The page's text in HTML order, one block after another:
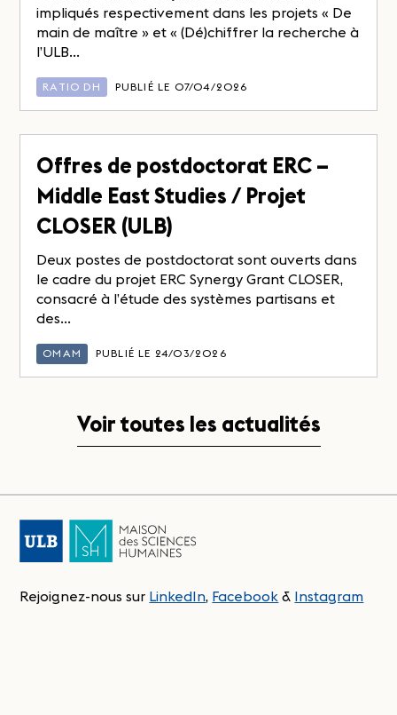
impliqués respectivement dans les projets « De
main de maître » et « (Dé)chiffrer la recherche à
l’ULB...
RATIO DH PUBLIÉ LE 07/04/2026
Offres de postdoctorat ERC –
Middle East Studies / Projet
CLOSER (ULB)
Deux postes de postdoctorat sont ouverts dans
le cadre du projet ERC Synergy Grant CLOSER,
consacré à l’étude des systèmes partisans et
des...
OMAM PUBLIÉ LE 24/03/2026
Voir toutes les actualités
Rejoignez-nous sur LinkedIn, Facebook & Instagram